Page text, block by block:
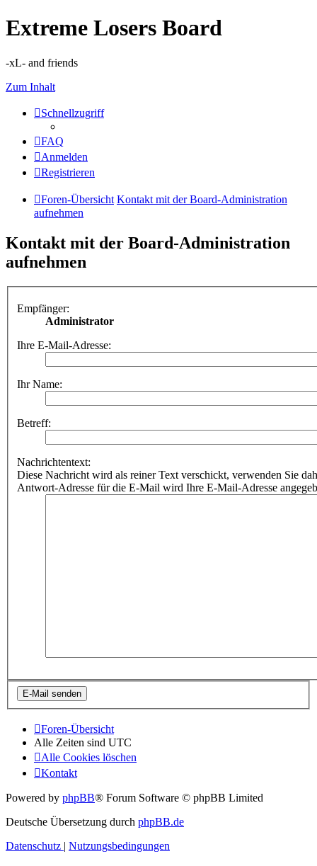
Extreme Losers Board
-xL- and friends
Zum Inhalt
Schnellzugriff
FAQ
Anmelden
Registrieren
Foren-Übersicht Kontakt mit der Board-Administration
aufnehmen
Kontakt mit der Board-Administration
aufnehmen
Empfänger:
Administrator
Ihre E-Mail-Adresse:
Ihr Name:
Betreff:
Nachrichtentext:
Diese Nachricht wird als reiner Text verschickt, verwenden Sie
Antwort-Adresse für die E-Mail wird Ihre E-Mail-Adresse
Foren-Übersicht
Alle Zeiten sind UTC
Alle Cookies löschen
Kontakt
Powered by phpBB® Forum Software © phpBB Limited
Deutsche Übersetzung durch phpBB.de
Datenschutz | Nutzungsbedingungen